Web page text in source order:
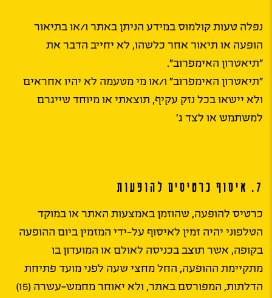
נפלה טעות קולמוס במידע הניתן באתר ו/או בתיאור
הופעה או תיאור אחר כלשהו, לא יחייב הדבר את
״תיאטרון האימפרוב״.
״תיאטרון האימפרוב״ ו/או מי מטעמה לא יהיו אחראים
ולא יישאו בכל נזק עקיף, תוצאתי או מיוחד שייגרם
למשתמש או לצד ג’
7. איסוף כרטיסים להופעות
כרטיס להופעה, שהוזמן באמצעות האתר או במוקד
הטלפוני יהיה זמין לאיסוף על-ידי המזמין ביום ההופעה
בקופה, אשר תוצב בכניסה לאולם או המועדון בו
מתקיימת ההופעה, החל מחצי שעה לפני מועד פתיחת
הדלתות, המפורסם באתר, ולא יאוחר מחמש-עשרה (15)